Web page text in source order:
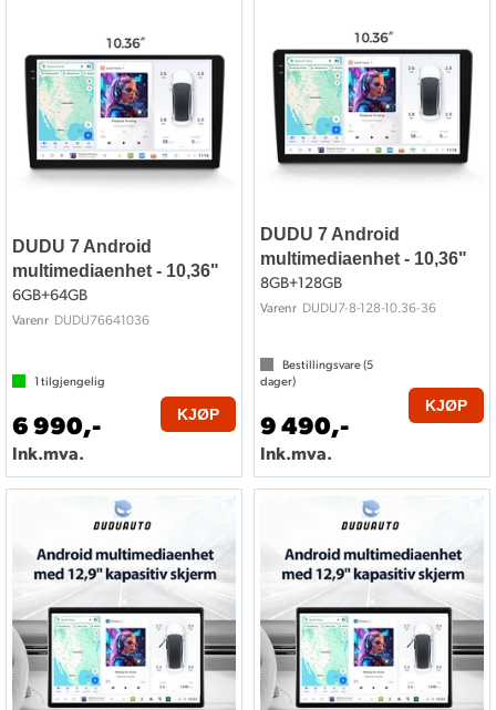
DUDU 7 Android
multimediaenhet - 10,36"
6GB+64GB
Varenr DUDU76641036
1 tilgjengelig
6 990,-
Ink.mva.
KJØP
DUDU 7 Android
multimediaenhet - 10,36"
8GB+128GB
Varenr DUDU7-8-128-10.36-36
Bestillingsvare (5
dager)
9 490,-
Ink.mva.
KJØP